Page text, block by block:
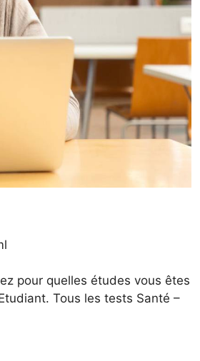
pour quelles études vous êtes
Tous les tests Santé –